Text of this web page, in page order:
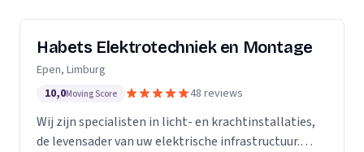
Habets Elektrotechniek en Montage
Epen, Limburg
10,0Moving Score 48 reviews
Wij zijn specialisten in licht- en krachtinstallaties,
de levensader van uw elektrische infrastructuur.